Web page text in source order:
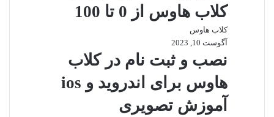
کلاب هاوس از 0 تا 100
کلاب هاوس
آگوست 10, 2023
نصب و ثبت نام در کلاب
هاوس برای اندروید و ios
آموزش تصویری